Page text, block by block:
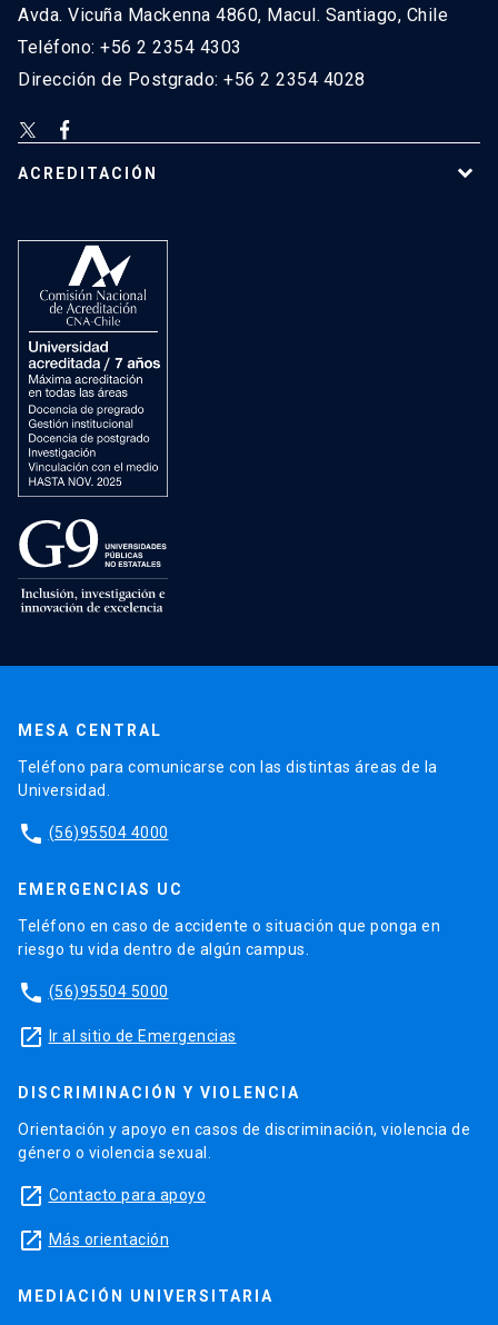
Avda. Vicuña Mackenna 4860, Macul. Santiago, Chile
Teléfono: +56 2 2354 4303
Dirección de Postgrado: +56 2 2354 4028
ACREDITACIÓN
MESA CENTRAL
Teléfono para comunicarse con las distintas áreas de la
Universidad.
phone (56)95504 4000
EMERGENCIAS UC
Teléfono en caso de accidente o situación que ponga en
riesgo tu vida dentro de algún campus.
phone (56)95504 5000
launch Ir al sitio de Emergencias
DISCRIMINACIÓN Y VIOLENCIA
Orientación y apoyo en casos de discriminación, violencia de
género o violencia sexual.
launch Contacto para apoyo
launch Más orientación
MEDIACIÓN UNIVERSITARIA